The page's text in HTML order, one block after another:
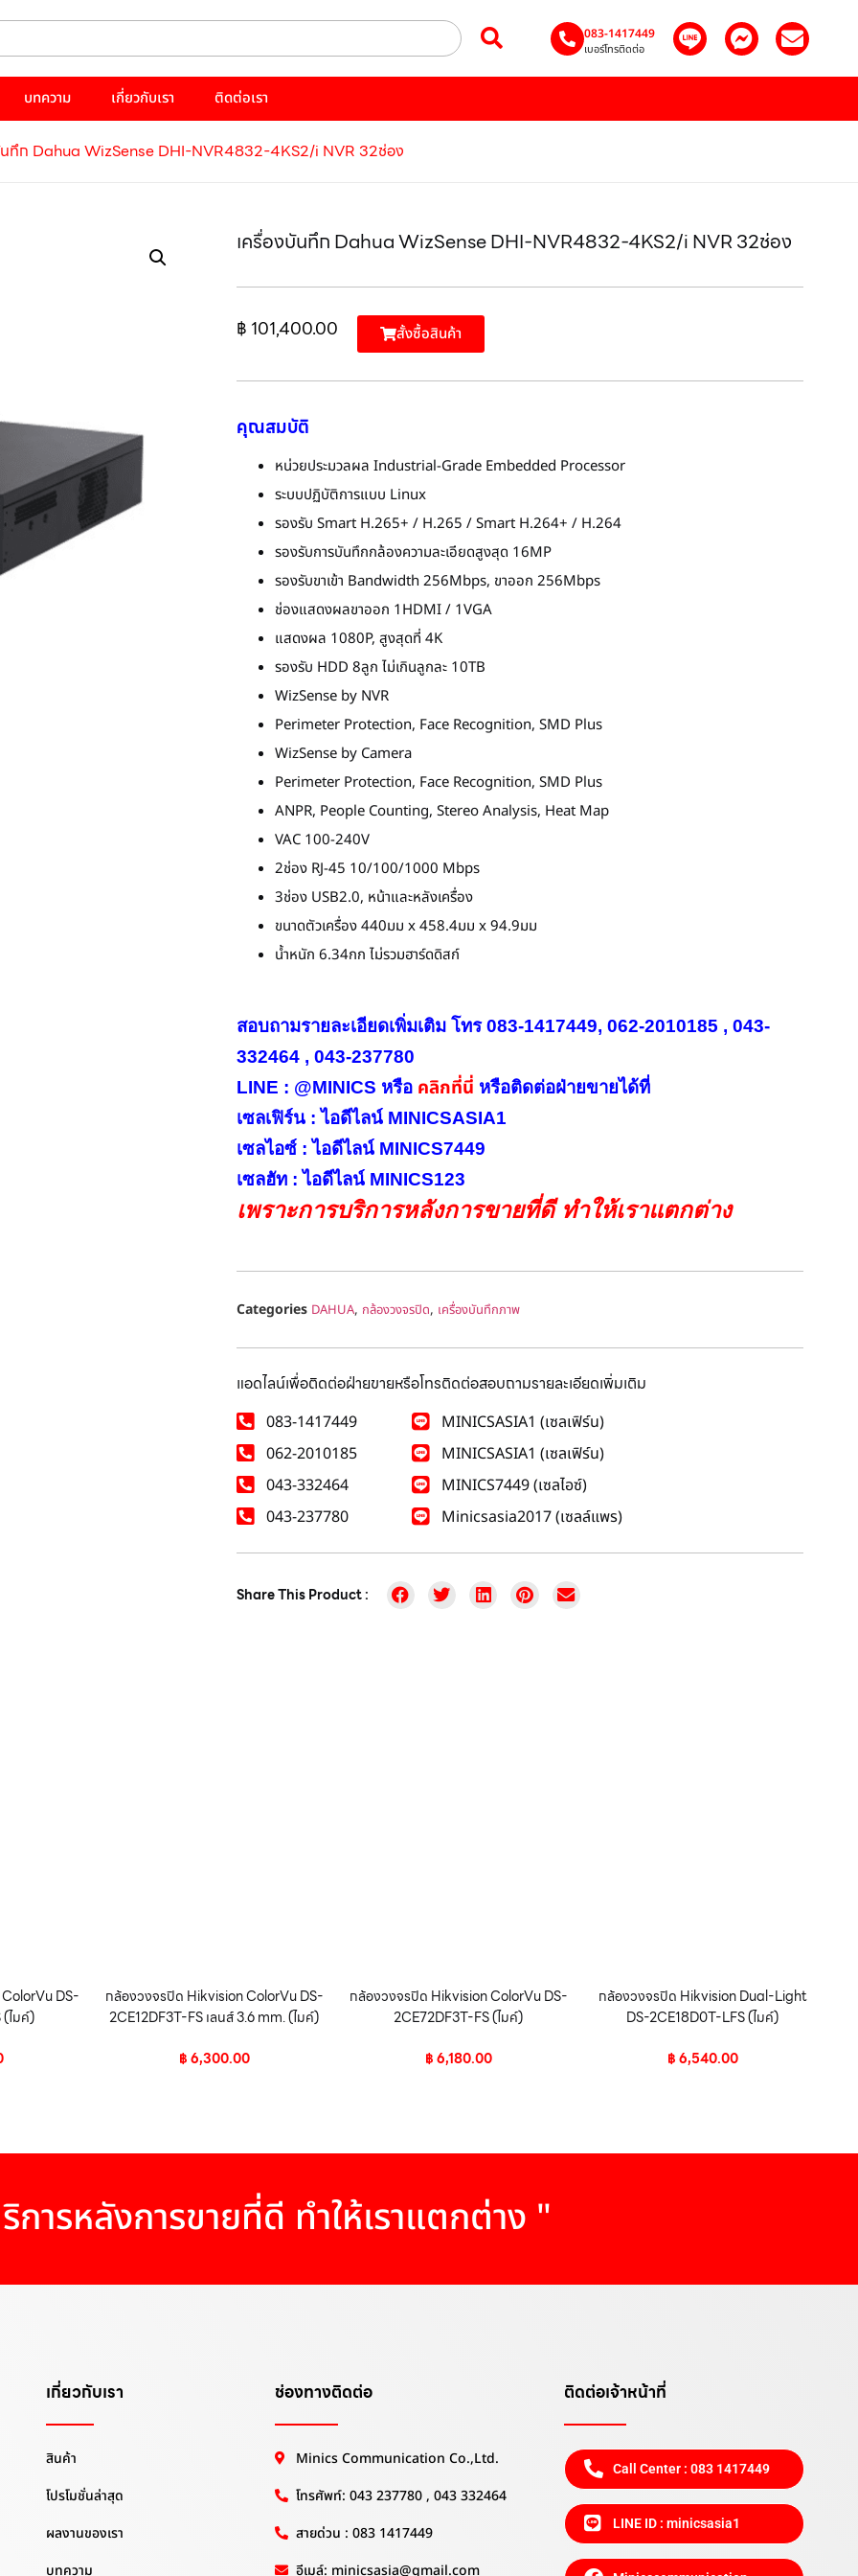
083-1417449
เบอร์โทรติดต่อ
บทความ เกี่ยวกับเรา ติดต่อเรา
ทึก Dahua WizSense DHI-NVR4832-4KS2/i NVR 32ช่อง
เครื่องบันทึก Dahua WizSense DHI-NVR4832-4KS2/i NVR 32ช่อง
฿ 101,400.00 สั้งซื้อสินค้า
คุณสมบัติ
หน่วยประมวลผล Industrial-Grade Embedded Processor
ระบบปฏิบัติการแบบ Linux
รองรับ Smart H.265+ / H.265 / Smart H.264+ / H.264
รองรับการบันทึกกล้องความละเอียดสูงสุด 16MP
รองรับขาเข้า Bandwidth 256Mbps, ขาออก 256Mbps
ช่องแสดงผลขาออก 1HDMI / 1VGA
แสดงผล 1080P, สูงสุดที่ 4K
รองรับ HDD 8ลูก ไม่เกินลูกละ 10TB
WizSense by NVR
Perimeter Protection, Face Recognition, SMD Plus
WizSense by Camera
Perimeter Protection, Face Recognition, SMD Plus
ANPR, People Counting, Stereo Analysis, Heat Map
VAC 100-240V
2ช่อง RJ-45 10/100/1000 Mbps
3ช่อง USB2.0, หน้าและหลังเครื่อง
ขนาดตัวเครื่อง 440มม x 458.4มม x 94.9มม
น้ำหนัก 6.34กก ไม่รวมฮาร์ดดิสก์
สอบถามรายละเอียดเพิ่มเติม โทร 083-1417449, 062-2010185 , 043-
332464 , 043-237780
LINE : @MINICS หรือ คลิกที่นี่ หรือติดต่อฝ่ายขายได้ที่
เซลเฟิร์น : ไอดีไลน์ MINICSASIA1
เซลไอซ์ : ไอดีไลน์ MINICS7449
เซลฮัท : ไอดีไลน์ MINICS123
เพราะการบริการหลังการขายที่ดี ทำให้เราแตกต่าง
Categories DAHUA, กล้องวงจรปิด, เครื่องบันทึกภาพ
แอดไลน์เพื่อติดต่อฝ่ายขายหรือโทรติดต่อสอบถามรายละเอียดเพิ่มเติม
083-1417449
062-2010185
043-332464
043-237780
MINICSASIA1 (เซลเฟิร์น)
MINICSASIA1 (เซลเฟิร์น)
MINICS7449 (เซลไอซ์)
Minicsasia2017 (เซลล์แพร)
Share This Product :
DS-
ไมค์)
กล้องวงจรปิด Hikvision ColorVu DS-
2CE12DF3T-FS เลนส์ 3.6 mm. (ไมค์)
฿6,300.00
กล้องวงจรปิด Hikvision ColorVu DS-
2CE72DF3T-FS (ไมค์)
฿6,180.00
กล้องวงจรปิด Hikvision Dual-Light
DS-2CE18D0T-LFS (ไมค์)
฿6,540.00
การหลังการขายที่ดี ทำให้เราแตกต่าง "
เกี่ยวกับเรา
สินค้า
โปรโมชั่นล่าสุด
ผลงานของเรา
บทความ
ช่องทางติดต่อ
Minics Communication Co.,Ltd.
โทรศัพท์: 043 237780 , 043 332464
สายด่วน : 083 1417449
อีเมล์: minicsasia@gmail.com
ติดต่อเจ้าหน้าที่
Call Center : 083 1417449
LINE ID : minicsasia1